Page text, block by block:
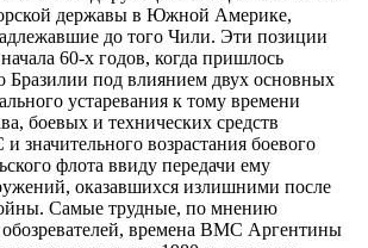
державы в Южной Америке,
до того Чили. Эти позиции
60-х годов, когда пришлось
Бразилии под влиянием двух основных
устаревания к тому времени
боевых и технических средств
значительного возрастания боевого
флота ввиду передачи ему
оказавшихся излишними после
Самые трудные, по мнению
времена ВМС Аргентины